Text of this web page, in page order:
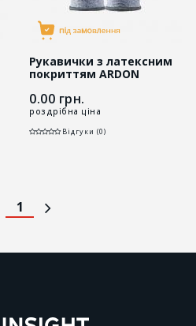
Рукавички з латексним
покриттям ARDON
0.00 грн.
роздрібна ціна
Відгуки (0)
1